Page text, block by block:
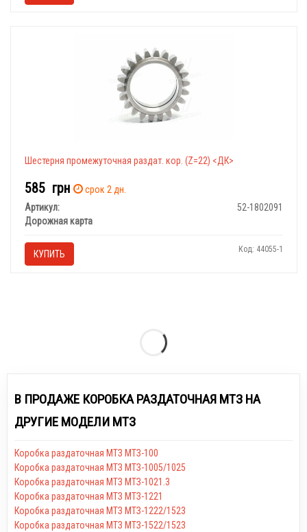
Шестерня промежуточная раздат. кор. (Z=22) <ДК>
585 грн
срок 2 дн.
Артикул:
52-1802091
Дорожная карта
КУПИТЬ Код: 44055-1
В ПРОДАЖЕ КОРОБКА РАЗДАТОЧНАЯ МТЗ НА
ДРУГИЕ МОДЕЛИ МТЗ
Коробка раздаточная МТЗ МТЗ-100
Коробка раздаточная МТЗ МТЗ-1005/1025
Коробка раздаточная МТЗ МТЗ-1021.3
Коробка раздаточная МТЗ МТЗ-1221
Коробка раздаточная МТЗ МТЗ-1222/1523
Коробка раздаточная МТЗ МТЗ-1522/1523